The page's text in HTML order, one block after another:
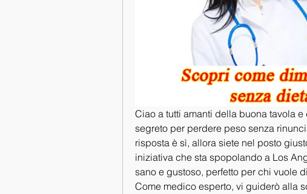
Ciao a tutti amanti della buona tavola
segreto per perdere peso senza
risposta è sì, allora siete nel posto
iniziativa che sta spopolando a Los
sano e gustoso, perfetto per chi vuole
Come medico esperto, vi guiderò alla